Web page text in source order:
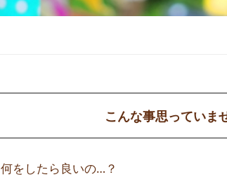
こんな事思っていま
何をしたら良いの…？